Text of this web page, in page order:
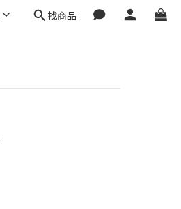
找商品